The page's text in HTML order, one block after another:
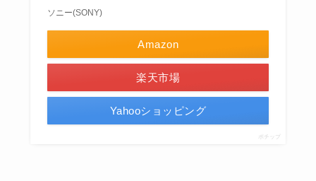
ソニー(SONY)
Amazon
楽天市場
Yahooショッピング
ポチップ